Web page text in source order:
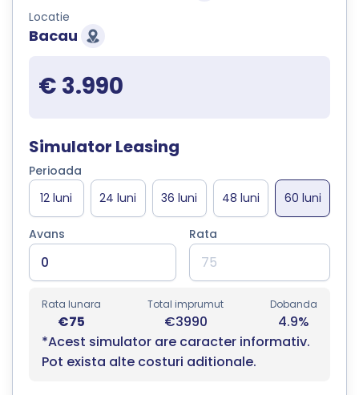
Locatie
Bacau
€ 3.990
Simulator Leasing
Perioada
Avans Rata
Rata lunara
€75
Total imprumut
€3990
Dobanda
4.9%
*Acest simulator are caracter informativ.
Pot exista alte costuri aditionale.